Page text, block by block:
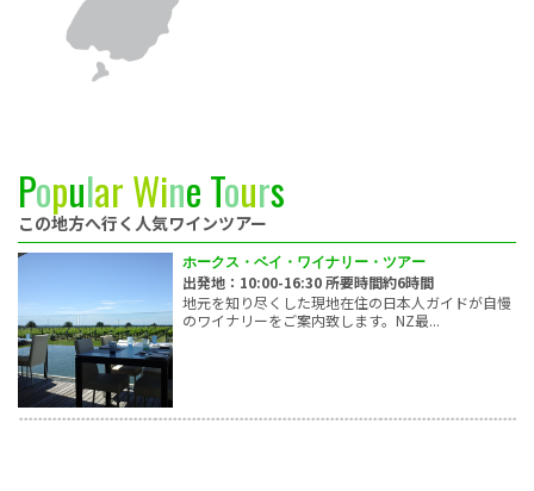
PopularWineTours
この地方へ行く人気ワインツアー
ホークス・ベイ・ワイナリー・ツアー
出発地：10:00-16:30 所要時間約6時間
地元を知り尽くした現地在住の日本人ガイドが自慢
のワイナリーをご案内致します。NZ最...